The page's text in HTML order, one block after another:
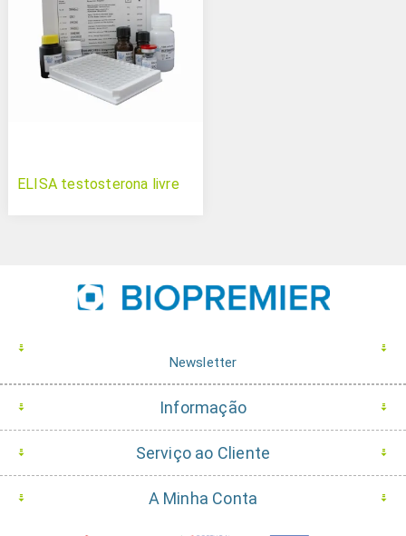
ELISA testosterona livre
Newsletter
Informação
Serviço ao Cliente
A Minha Conta